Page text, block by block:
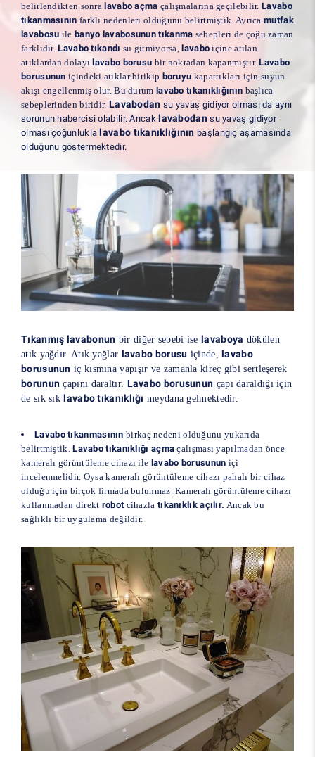
belirlendikten sonra lavabo açma çalışmalarına geçilebilir.Lavabo
tıkanmasının farklı nedenleri olduğunu belirtmiştik. Ayrıcamutfak
lavabosu ile banyo lavabosunun tıkanma sebepleri de çoğu zaman
farklıdır.Lavabo tıkandı su gitmiyorsa, lavabo içine atılan
atıklardan dolayı lavabo borusu bir noktadan kapanmıştır.Lavabo
borusunun içindeki atıklar birikip boruyu kapattıkları için suyun
akışı engellenmiş olur. Bu durum lavabo tıkanıklığının başlıca
sebeplerinden biridir. Lavabodan su yavaş gidiyor olması da aynı
sorunun habercisi olabilir. Ancak lavabodansu yavaş gidiyor
olması çoğunlukla lavabo tıkanıklığının başlangıç aşamasında
olduğunu göstermektedir.
Tıkanmış lavabonun bir diğer sebebi ise lavaboya dökülen
atık yağdır. Atık yağlar lavabo borusu içinde, lavabo
borusunun iç kısmına yapışır ve zamanla kireç gibi sertleşerek
borunun çapını daraltır. Lavabo borusunun çapı daraldığı için
de sık sık lavabo tıkanıklığı meydana gelmektedir.
Lavabo tıkanmasının birkaç nedeni olduğunu yukarıda
belirtmiştik.Lavabo tıkanıklığı açma çalışması yapılmadan önce
kameralı görüntüleme cihazı ile lavabo borusunun içi
incelenmelidir. Oysa kameralı görüntüleme cihazı pahalı bir cihaz
olduğu için birçok firmada bulunmaz. Kameralı görüntüleme cihazı
kullanmadan direkt robotcihazla tıkanıklık açılır. Ancak bu
sağlıklı bir uygulama değildir.